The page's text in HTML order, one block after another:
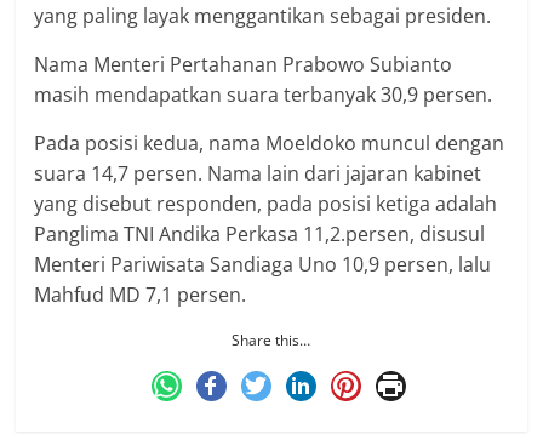
yang paling layak menggantikan sebagai presiden.
Nama Menteri Pertahanan Prabowo Subianto
masih mendapatkan suara terbanyak 30,9 persen.
Pada posisi kedua, nama Moeldoko muncul dengan
suara 14,7 persen. Nama lain dari jajaran kabinet
yang disebut responden, pada posisi ketiga adalah
Panglima TNI Andika Perkasa 11,2.persen, disusul
Menteri Pariwisata Sandiaga Uno 10,9 persen, lalu
Mahfud MD 7,1 persen.
Share this…